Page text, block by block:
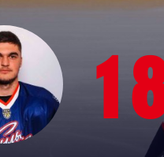
Академия
Амурские
Красная
Крылья
МХК Динамо-